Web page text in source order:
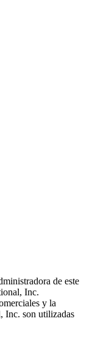
de este
Inc.
y la
Inc. son utilizadas